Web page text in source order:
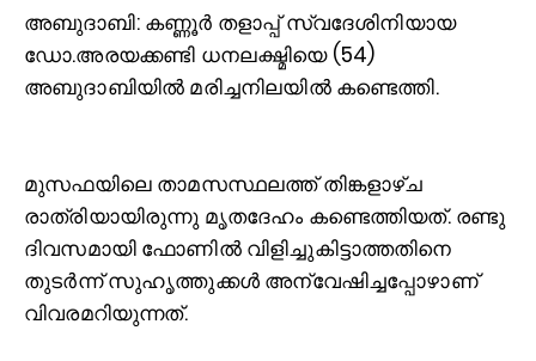
അബുദാബി: കണ്ണൂർ തളാപ്പ് സ്വദേശിനിയായ
ഡോ.അരയക്കണ്ടി ധനലക്ഷ്മിയെ (54)
അബുദാബിയില്‍ മരിച്ചനിലയില്‍ കണ്ടെത്തി.
മുസഫയിലെ താമസസ്ഥലത്ത് തിങ്കളാഴ്ച
രാത്രിയായിരുന്നു മൃതദേഹം കണ്ടെത്തിയത്. രണ്ടു
ദിവസമായി ഫോണില്‍ വിളിച്ചുകിട്ടാത്തതിനെ
തുടർന്ന് സുഹൃത്തുക്കള്‍ അന്വേഷിച്ചപ്പോഴാണ്
വിവരമറിയുന്നത്.